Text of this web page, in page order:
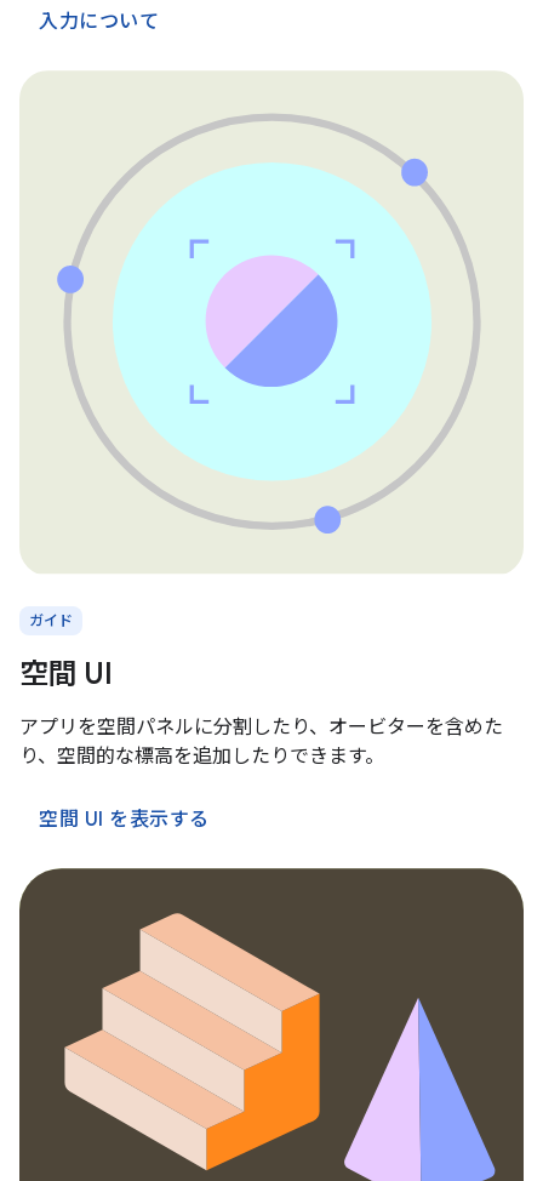
入力について
ガイド
空間 UI
アプリを空間パネルに分割したり、オービターを含めた
り、空間的な標高を追加したりできます。
空間 UI を表示する